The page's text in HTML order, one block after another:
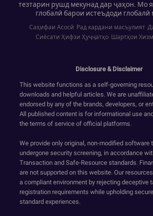
тезтарин рушд мекунад дар ҷаҳон. Мо
глобалӣ барои истеъдоди
Саҳифаи Асосӣ Рад кардани масъулият
Сиёсати Ҳифзи Ҳуҷҷатҳо Шартҳои
Disclosure & Disclaimer
This website functions as a self-governing
downloads and helpful articles. We are
endorsed by any of the brands, developers, or
All published content is for informational use
the terms of service of official platforms.
We provide only original, non-modified software
undergone security screening, in accordance
Transaction and Safe-Resource standards.
are not supported on this website. Our
a compliant environment by rejecting deceptive
registration requirements while upholding
standard experiences.